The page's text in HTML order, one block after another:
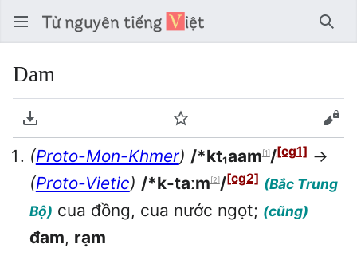
Tìm
Dam
Tải về PDF Theo dõi
(Proto-Mon-Khmer) /*kt₁aam [1]/[cg1] →
(Proto-Vietic) /*k-taːm [2]/[cg2] (Bắc Trung
Bộ) cua đồng, cua nước ngọt; (cũng)
đam, rạm